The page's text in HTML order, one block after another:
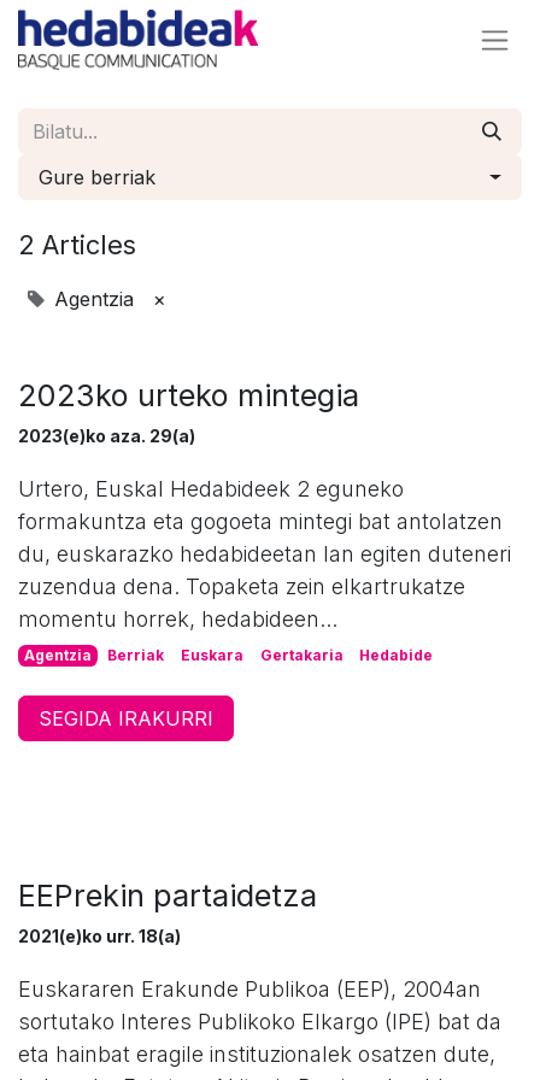
Gure berriak
2 Articles
Agentzia ×
2023ko urteko mintegia
2023(e)ko aza. 29(a)
Urtero, Euskal Hedabideek 2 eguneko
formakuntza eta gogoeta mintegi bat antolatzen
du, euskarazko hedabideetan lan egiten duteneri
zuzendua dena. Topaketa zein elkartrukatze
momentu horrek, hedabideen...
Agentzia Berriak Euskara Gertakaria Hedabide
SEGIDA IRAKURRI
EEPrekin partaidetza
2021(e)ko urr. 18(a)
Euskararen Erakunde Publikoa (EEP), 2004an
sortutako Interes Publikoko Elkargo (IPE) bat da
eta hainbat eragile instituzionalek osatzen dute,